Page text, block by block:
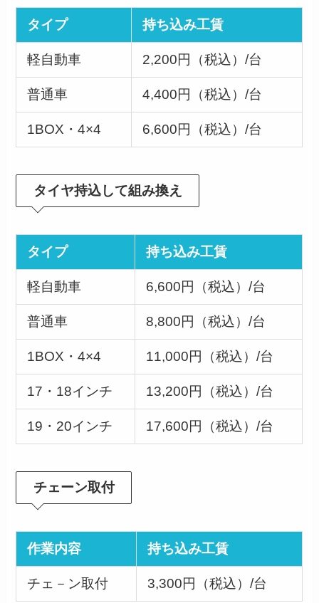
タイプ 持ち込み工賃
軽自動車 2,200円（税込）/台
普通車 4,400円（税込）/台
1BOX・4×4 6,600円（税込）/台
タイヤ持込して組み換え
タイプ 持ち込み工賃
軽自動車 6,600円（税込）/台
普通車 8,800円（税込）/台
1BOX・4×4 11,000円（税込）/台
17・18インチ 13,200円（税込）/台
19・20インチ 17,600円（税込）/台
チェーン取付
作業内容 持ち込み工賃
チェ－ン取付 3,300円（税込）/台